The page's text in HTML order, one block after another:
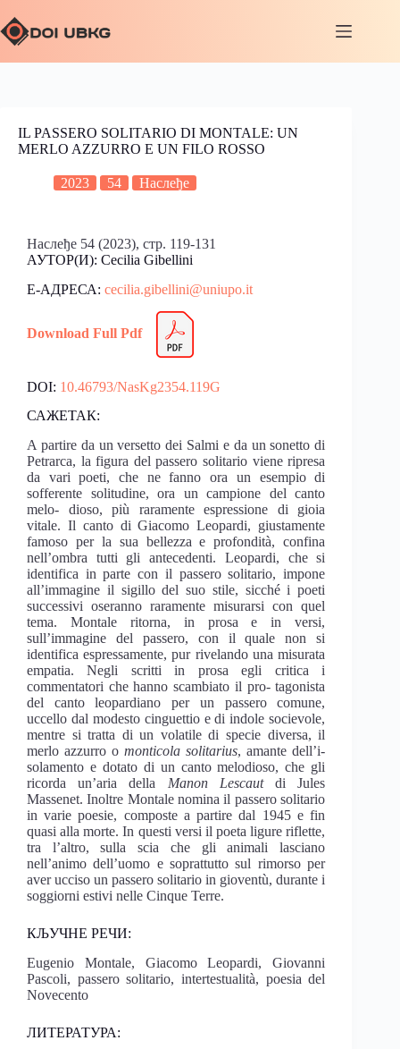
IL PASSERO SOLITARIO DI MONTALE: UN
MERLO AZZURRO E UN FILO ROSSO
2023 54 Наслеђе
Наслеђе 54 (2023), стр. 119-131
АУТОР(И): Cecilia Gibellini
Е-АДРЕСА: cecilia.gibellini@uniupo.it
Download Full Pdf
DOI: 10.46793/NasKg2354.119G
САЖЕТАК:
A partire da un versetto dei Salmi e da un sonetto di
Petrarca, la figura del passero solitario viene ripresa
da vari poeti, che ne fanno ora un esempio di
sofferente solitudine, ora un campione del canto
melo- dioso, più raramente espressione di gioia
vitale. Il canto di Giacomo Leopardi, giustamente
famoso per la sua bellezza e profondità, confina
nell’ombra tutti gli antecedenti. Leopardi, che si
identifica in parte con il passero solitario, impone
all’immagine il sigillo del suo stile, sicché i poeti
successivi oseranno raramente misurarsi con quel
tema. Montale ritorna, in prosa e in versi,
sull’immagine del passero, con il quale non si
identifica espressamente, pur rivelando una misurata
empatia. Negli scritti in prosa egli critica i
commentatori che hanno scambiato il pro- tagonista
del canto leopardiano per un passero comune,
uccello dal modesto cinguettio e di indole socievole,
mentre si tratta di un volatile di specie diversa, il
merlo azzurro omonticola solitarius, amante dell’i-
solamento e dotato di un canto melodioso, che gli
ricorda un’aria della Manon Lescautdi Jules
Massenet. Inoltre Montale nomina il passero solitario
in varie poesie, composte a partire dal 1945 e fin
quasi alla morte. In questi versi il poeta ligure riflette,
tra l’altro, sulla scia che gli animali lasciano
nell’animo dell’uomo e soprattutto sul rimorso per
aver ucciso un passero solitario in gioventù, durante i
soggiorni estivi nelle Cinque Terre.
КЉУЧНЕ РЕЧИ:
Eugenio Montale, Giacomo Leopardi, Giovanni
Pascoli, passero solitario, intertestualità, poesia del
Novecento
ЛИТЕРАТУРА: